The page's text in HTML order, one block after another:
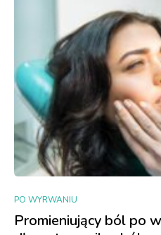
PO WYRWANIU
Promieniujący ból po